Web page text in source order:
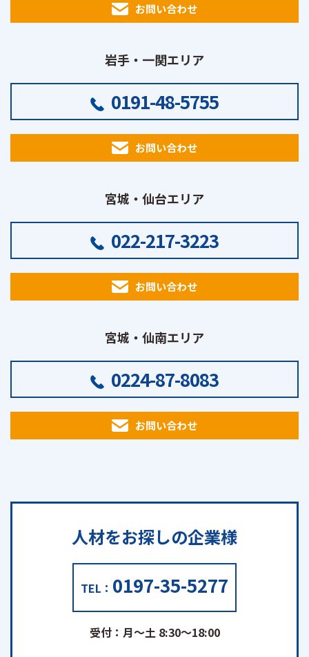
お問い合わせ
岩手・一関エリア
0191-48-5755
お問い合わせ
宮城・仙台エリア
022-217-3223
お問い合わせ
宮城・仙南エリア
0224-87-8083
お問い合わせ
人材をお探しの企業様
TEL： 0197-35-5277
受付：月～土 8:30～18:00